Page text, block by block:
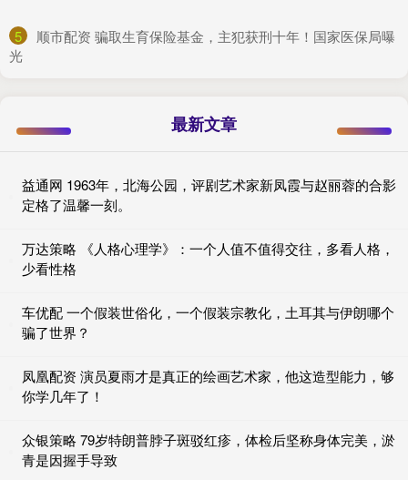
5
​顺市配资 骗取生育保险基金，主犯获刑十年！国家医保局曝
光
最新文章
益通网 1963年，北海公园，评剧艺术家新凤霞与赵丽蓉的合影
定格了温馨一刻。
万达策略 《人格心理学》：一个人值不值得交往，多看人格，
少看性格
车优配 一个假装世俗化，一个假装宗教化，土耳其与伊朗哪个
骗了世界？
凤凰配资 演员夏雨才是真正的绘画艺术家，他这造型能力，够
你学几年了！
众银策略 79岁特朗普脖子斑驳红疹，体检后坚称身体完美，淤
青是因握手导致